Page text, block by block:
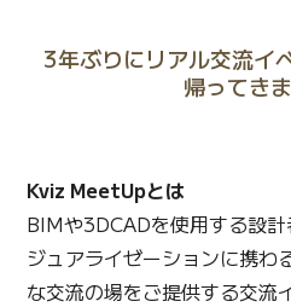
3年ぶりにリアル交流イ
帰ってき
Kviz MeetUpとは
BIMや3DCADを使用する設
ジュアライゼーションに携わ
な交流の場をご提供する交流